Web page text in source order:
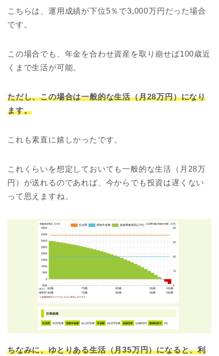
こちらは、運用成績が下位5％で3,000万円だった場合
です。
この場合でも、年金を合わせ資産を取り崩せば100歳近
くまで生活が可能。
ただし、この場合は一般的な生活（月28万円）になり
ます。
これも素直に嬉しかったです。
これくらいを想定しておいても一般的な生活（月28万
円）が送れるのであれば、今からでも投資は遅くない
って思えますね。
ちなみに、ゆとりある生活（月35万円）になると、利